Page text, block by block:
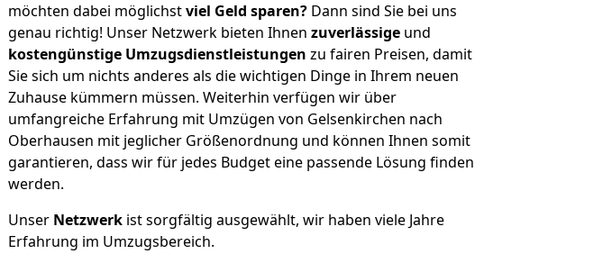
möchten dabei möglichstviel Geld sparen? Dann sind Sie bei uns
genau richtig! Unser Netzwerk bieten Ihnen zuverlässige und
kostengünstige Umzugsdienstleistungen zu fairen Preisen, damit
Sie sich um nichts anderes als die wichtigen Dinge in Ihrem neuen
Zuhause kümmern müssen. Weiterhin verfügen wir über
umfangreiche Erfahrung mit Umzügen von Gelsenkirchen nach
Oberhausen mit jeglicher Größenordnung und können Ihnen somit
garantieren, dass wir für jedes Budget eine passende Lösung finden
werden.
Unser Netzwerk ist sorgfältig ausgewählt, wir haben viele Jahre
Erfahrung im Umzugsbereich.